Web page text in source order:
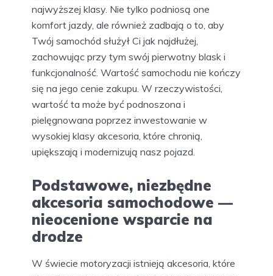
najwyższej klasy. Nie tylko podniosą one
komfort jazdy, ale również zadbają o to, aby
Twój samochód służył Ci jak najdłużej,
zachowując przy tym swój pierwotny blask i
funkcjonalność. Wartość samochodu nie kończy
się na jego cenie zakupu. W rzeczywistości,
wartość ta może być podnoszona i
pielęgnowana poprzez inwestowanie w
wysokiej klasy akcesoria, które chronią,
upiększają i modernizują nasz pojazd.
Podstawowe, niezbędne
akcesoria samochodowe —
nieocenione wsparcie na
drodze
W świecie motoryzacji istnieją akcesoria, które